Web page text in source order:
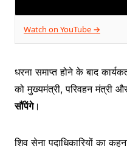
Watch on YouTube →
धरना समाप्त होने के बाद
को मुख्यमंत्री, परिवहन मंत्री
सौंपेंगे।
शिव सेना पदाधिकारियों का